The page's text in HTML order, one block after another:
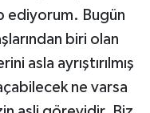
ediyorum. Bugün
biri olan
asla ayrıştırılmış
ne varsa